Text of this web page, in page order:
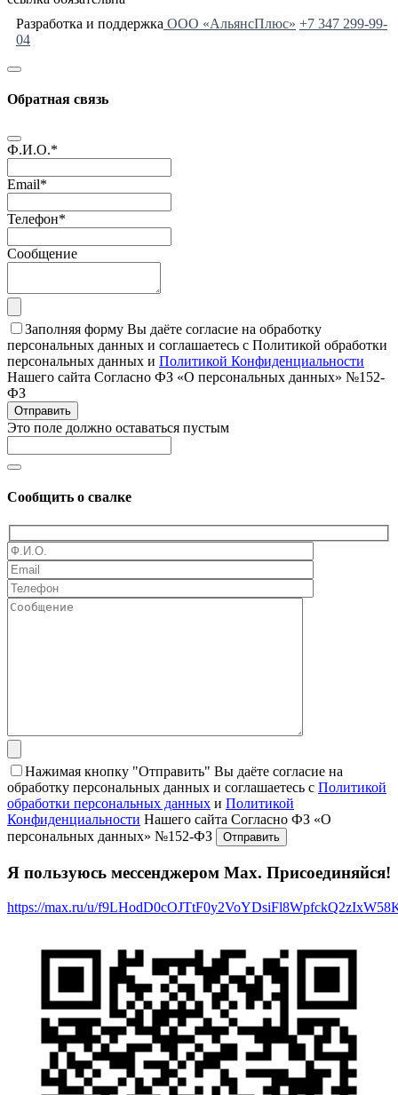
Разработка и поддержка ООО «АльянсПлюс» +7 347 299-99-
04
Обратная связь
Ф.И.О.*
Email*
Телефон*
Сообщение
Заполняя форму Вы даёте согласие на обработку
персональных данных и соглашаетесь с Политикой обработки
персональных данных и Политикой Конфиденциальности
Нашего сайта Согласно ФЗ «О персональных данных» №152-
ФЗ
Отправить
Это поле должно оставаться пустым
Сообщить о свалке
Нажимая кнопку "Отправить" Вы даёте согласие на
обработку персональных данных и соглашаетесь с Политикой
обработки персональных данных и Политикой
Конфиденциальности Нашего сайта Согласно ФЗ «О
персональных данных» №152-ФЗ
Я пользуюсь мессенджером Max. Присоединяйся!
https://max.ru/u/